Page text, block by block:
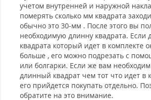
учетом внутренней и наружной
померять сколько мм квадрата
обычно это 30-мм . После этого вы
необходимую длинну квадрата. Если
квадрата который идет в комплекте
больше , его можно подрезать с
или болгарки. Если же вам
длинный квадрат чем тот что идет в
его прийдется покупать отдельно.
обратите на это внимание.